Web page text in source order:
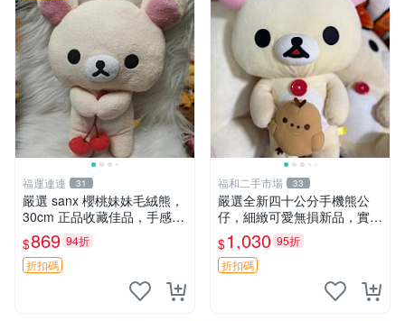
福運連連 31
嚴選 sanx 櫻桃妹妹毛絨熊，
30cm 正品收藏佳品，手感極
軟，適合贈送與收藏 櫻桃妹
妹、sanx、毛絨熊
$869 94折
折扣碼
福和二手市場 33
嚴選全新四十公分手機熊公
仔，細緻可愛無損新品，實拍
展現萌趣風采 潘朵拉 熊抱枕
$1,030 95折
折扣碼